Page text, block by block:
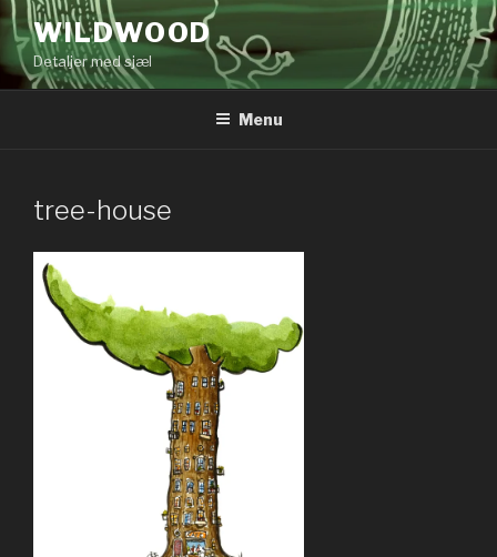
Videre
indhold
WILDWOOD
Detaljer med sjæl
Menu
tree-house